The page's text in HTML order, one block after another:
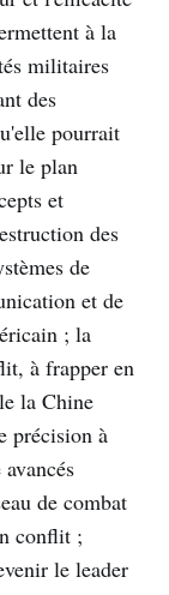
à la
militaires
des
pourrait
le plan
et
des
de
et de
; la
à frapper en
la Chine
précision à
de combat
conflit ;
le leader